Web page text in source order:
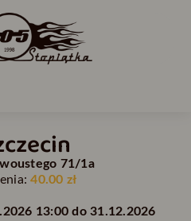
71/1a
40.00 zł
13:00 do 31.12.2026